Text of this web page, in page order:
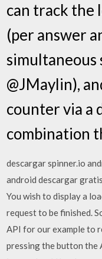
can track the
(per answer
simultaneous
@JMaylin),
counter via a
combination
descargar spinner.io
android descargar
You wish to display a
request to be finished.
API for our example to
pressing the button the